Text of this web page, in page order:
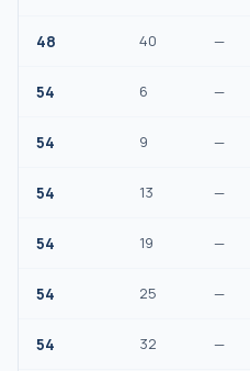
48 40 —
54 6 —
54 9 —
54 13 —
54 19 —
54 25 —
54 32 —